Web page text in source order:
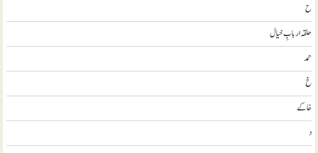
ح
حلقہ اربابِ خیال
حمد
خ
خاکے
د